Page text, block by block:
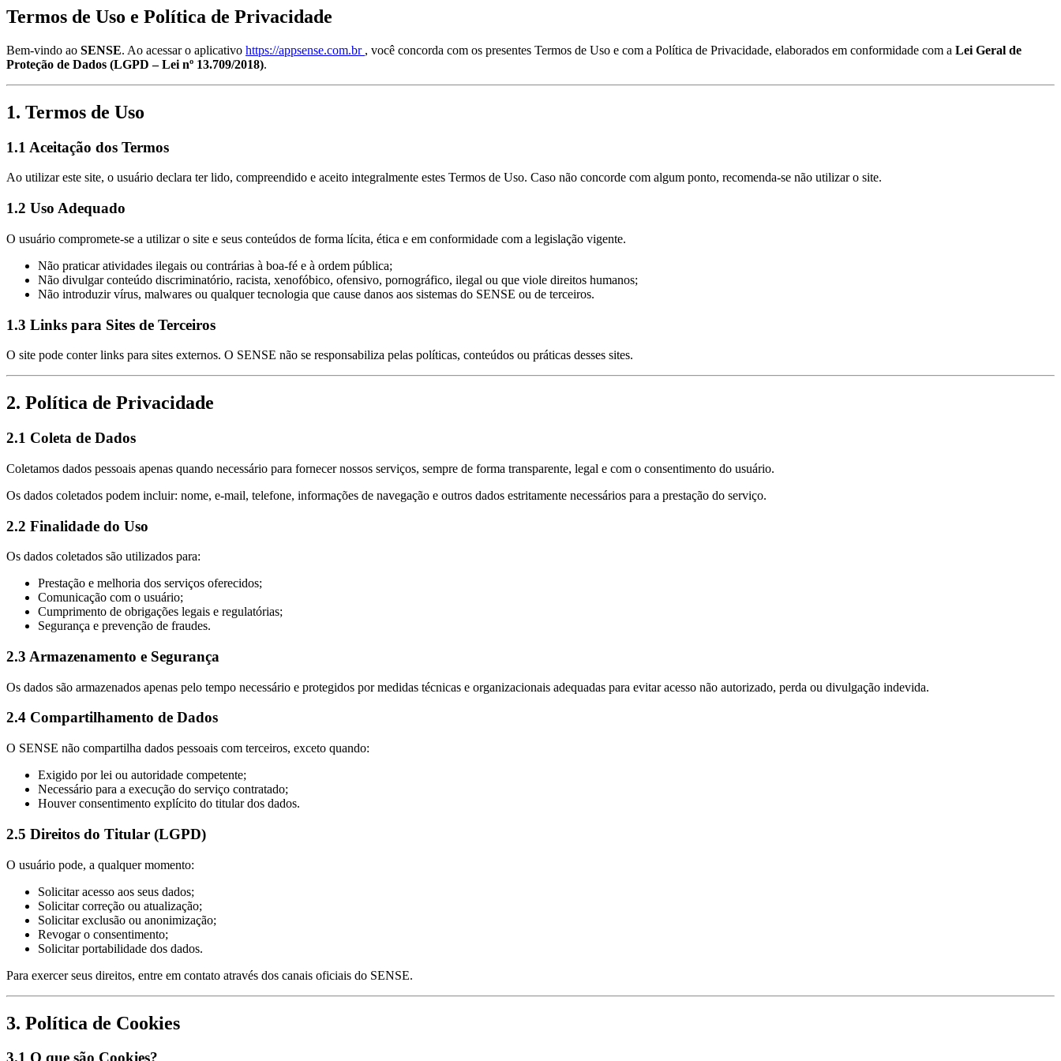
Termos de Uso e Política de Privacidade
Bem-vindo ao SENSE. Ao acessar o aplicativo https://appsense.com.br , você concorda com os presentes Termos de Uso e com a Política de Privacidade, elaborados em conformidade com a Lei Geral de
Proteção de Dados (LGPD – Lei nº 13.709/2018).
1. Termos de Uso
1.1 Aceitação dos Termos
Ao utilizar este site, o usuário declara ter lido, compreendido e aceito integralmente estes Termos de Uso. Caso não concorde com algum ponto, recomenda-se não utilizar o site.
1.2 Uso Adequado
O usuário compromete-se a utilizar o site e seus conteúdos de forma lícita, ética e em conformidade com a legislação vigente.
Não praticar atividades ilegais ou contrárias à boa-fé e à ordem pública;
Não divulgar conteúdo discriminatório, racista, xenofóbico, ofensivo, pornográfico, ilegal ou que viole direitos humanos;
Não introduzir vírus, malwares ou qualquer tecnologia que cause danos aos sistemas do SENSE ou de terceiros.
1.3 Links para Sites de Terceiros
O site pode conter links para sites externos. O SENSE não se responsabiliza pelas políticas, conteúdos ou práticas desses sites.
2. Política de Privacidade
2.1 Coleta de Dados
Coletamos dados pessoais apenas quando necessário para fornecer nossos serviços, sempre de forma transparente, legal e com o consentimento do usuário.
Os dados coletados podem incluir: nome, e-mail, telefone, informações de navegação e outros dados estritamente necessários para a prestação do serviço.
2.2 Finalidade do Uso
Os dados coletados são utilizados para:
Prestação e melhoria dos serviços oferecidos;
Comunicação com o usuário;
Cumprimento de obrigações legais e regulatórias;
Segurança e prevenção de fraudes.
2.3 Armazenamento e Segurança
Os dados são armazenados apenas pelo tempo necessário e protegidos por medidas técnicas e organizacionais adequadas para evitar acesso não autorizado, perda ou divulgação indevida.
2.4 Compartilhamento de Dados
O SENSE não compartilha dados pessoais com terceiros, exceto quando:
Exigido por lei ou autoridade competente;
Necessário para a execução do serviço contratado;
Houver consentimento explícito do titular dos dados.
2.5 Direitos do Titular (LGPD)
O usuário pode, a qualquer momento:
Solicitar acesso aos seus dados;
Solicitar correção ou atualização;
Solicitar exclusão ou anonimização;
Revogar o consentimento;
Solicitar portabilidade dos dados.
Para exercer seus direitos, entre em contato através dos canais oficiais do SENSE.
3. Política de Cookies